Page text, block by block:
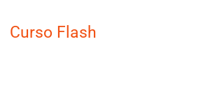
Curso Flash